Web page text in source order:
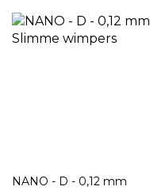
NANO - D - 0,12 mm